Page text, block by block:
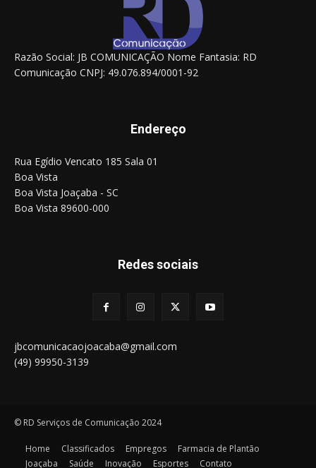
Razão Social: JB COMUNICAÇÃO Nome Fantasia: RD
Comunicação CNPJ: 49.076.894/0001-92
Endereço
Rua Egídio Vencato 185 Sala 01
Boa Vista
Boa Vista Joaçaba - SC
Boa Vista 89600-000
Redes sociais
jbcomunicacaojoacaba@gmail.com
(49) 99950-3139
© RD Serviços de Comunicação 2024
Home Classificados Empregos
Farmacia de Plantão
Joaçaba
Saúde Inovação Esportes Contato